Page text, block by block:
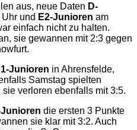
aus, neue Daten D-
und E2-Junioren am
einfach nicht zu halten.
sie gewannen mit 2:3 gegen
Junioren in Ahrensfelde,
Samstag spielten
sie verloren ebenfalls mit 3:5.
die ersten 3 Punkte
sie klar mit 3:2. Auch